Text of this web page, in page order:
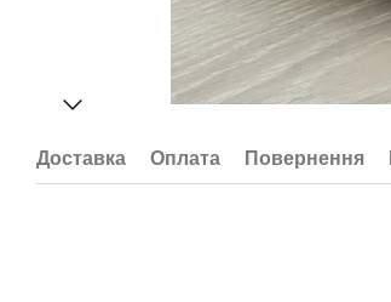
Доставка Оплата Повернення